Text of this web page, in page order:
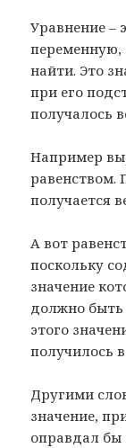
Уравнение –
переменную,
найти. Это
при его
получалось
Например
равенством.
получается
А вот
поскольку
значение
должно быть
этого
получилось
Другими
значение,
оправдал бы